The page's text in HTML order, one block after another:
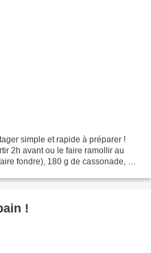
simple et rapide à préparer !
2h avant ou le faire ramollir au
fondre), 180 g de cassonade, 1
!